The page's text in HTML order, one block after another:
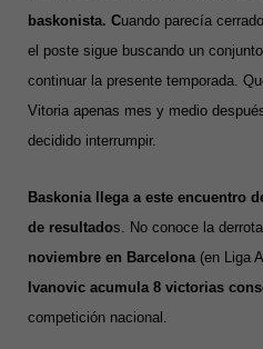
baskonista. Cuando parecía
el poste sigue buscando un
continuar la presente temporada.
Vitoria apenas mes y medio
decidido interrumpir.
Baskonia llega a este encuentro
de resultados. No conoce la derrota
noviembre en Barcelona (en Liga
Ivanovic acumula 8 victorias
competición nacional.